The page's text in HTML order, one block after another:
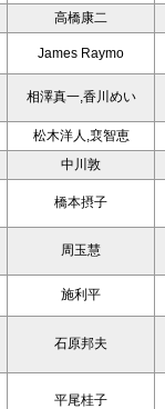
高橋康二
James Raymo
相澤真一,香川めい
松木洋人,裵智恵
中川敦
橋本摂子
周玉慧
施利平
石原邦夫
平尾桂子